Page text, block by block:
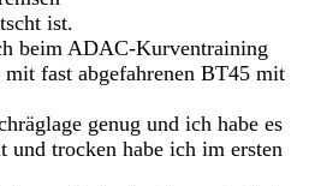
ist.
beim ADAC-Kurventraining
mit fast abgefahrenen BT45 mit
genug und ich habe es
trocken habe ich im ersten